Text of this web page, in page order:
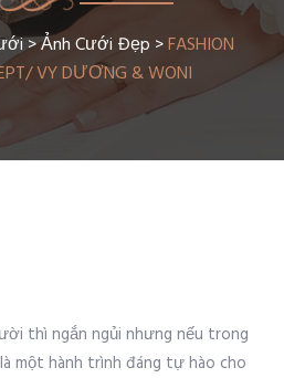
>Ảnh Cưới Đẹp >FASHION
VY DƯƠNG & WONI
thì ngắn ngủi nhưng nếu trong
một hành trình đáng tự hào cho